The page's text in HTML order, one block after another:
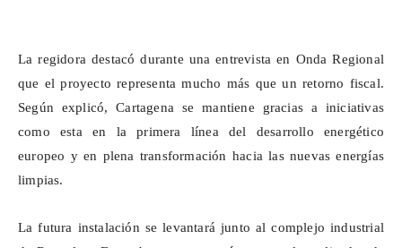
La regidora destacó durante una entrevista en Onda Regional
que el proyecto representa mucho más que un retorno fiscal.
Según explicó, Cartagena se mantiene gracias a iniciativas
como esta en la primera línea del desarrollo energético
europeo y en plena transformación hacia las nuevas energías
limpias.
La futura instalación se levantará junto al complejo industrial